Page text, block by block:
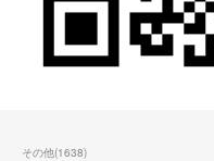
その他(1638)